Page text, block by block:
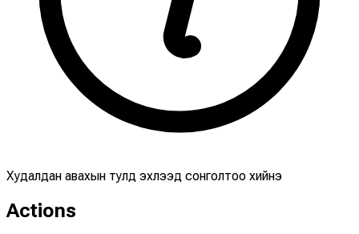
Худалдан авахын тулд эхлээд сонголтоо хийнэ үү
Actions